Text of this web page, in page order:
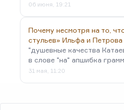
06 июня, 19:21
Почему несмотря на то,
стульев» Ильфа и Петрова
"душевные качества
в слове "на" апшибка
31 мая, 11:20